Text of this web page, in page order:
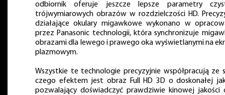
odbiornik oferuje jeszcze lepsze parametry
trójwymiarowych obrazów w rozdzielczości HD.
działające okulary migawkowe wykonano w
przez Panasonic technologii, która synchronizuje
obrazami dla lewego i prawego oka wyświetlanymi na
plazmowym.
Wszystkie te technologie precyzyjnie współpracują ze
czego efektem jest obraz Full HD 3D o doskonałej
pozwalający doświadczyć prawdziwie kinowej jakości